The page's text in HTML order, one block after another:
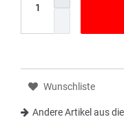
Wunschliste
Andere Artikel aus